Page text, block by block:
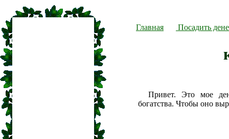
Главная Посадить
Привет. Это мое
богатства. Чтобы оно